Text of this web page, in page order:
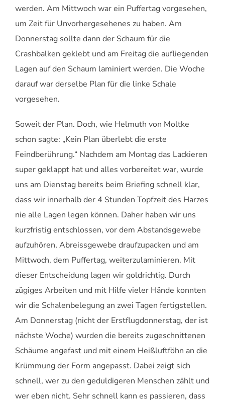
werden. Am Mittwoch war ein Puffertag vorgesehen,
um Zeit für Unvorhergesehenes zu haben. Am
Donnerstag sollte dann der Schaum für die
Crashbalken geklebt und am Freitag die aufliegenden
Lagen auf den Schaum laminiert werden. Die Woche
darauf war derselbe Plan für die linke Schale
vorgesehen.
Soweit der Plan. Doch, wie Helmuth von Moltke
schon sagte: „Kein Plan überlebt die erste
Feindberührung.“ Nachdem am Montag das Lackieren
super geklappt hat und alles vorbereitet war, wurde
uns am Dienstag bereits beim Briefing schnell klar,
dass wir innerhalb der 4 Stunden Topfzeit des Harzes
nie alle Lagen legen können. Daher haben wir uns
kurzfristig entschlossen, vor dem Abstandsgewebe
aufzuhören, Abreissgewebe draufzupacken und am
Mittwoch, dem Puffertag, weiterzulaminieren. Mit
dieser Entscheidung lagen wir goldrichtig. Durch
zügiges Arbeiten und mit Hilfe vieler Hände konnten
wir die Schalenbelegung an zwei Tagen fertigstellen.
Am Donnerstag (nicht der Erstflugdonnerstag, der ist
nächste Woche) wurden die bereits zugeschnittenen
Schäume angefast und mit einem Heißluftföhn an die
Krümmung der Form angepasst. Dabei zeigt sich
schnell, wer zu den geduldigeren Menschen zählt und
wer eben nicht. Sehr schnell kann es passieren, dass